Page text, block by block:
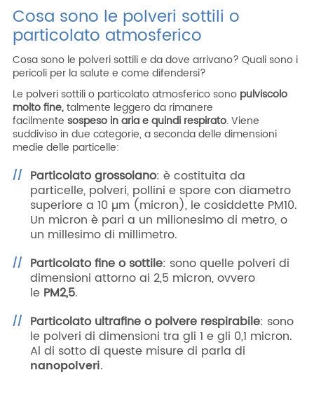
Cosa sono le polveri sottili o
particolato atmosferico
Cosa sono le polveri sottili e da dove arrivano? Quali sono i
pericoli per la salute e come difendersi?
Le polveri sottili o particolato atmosferico sono pulviscolo
molto fine,talmente leggero da rimanere
facilmente sospeso in aria e quindi respirato. Viene
suddiviso in due categorie, a seconda delle dimensioni
medie delle particelle:
Particolato grossolano: è costituita da
particelle, polveri, pollini e spore con diametro
superiore a 10 µm (micron), le cosiddette PM10.
Un micron è pari a un milionesimo di metro, o
un millesimo di millimetro.
Particolato fine o sottile: sono quelle polveri di
dimensioni attorno ai 2,5 micron, ovvero
le PM2,5.
Particolato ultrafine o polvere respirabile: sono
le polveri di dimensioni tra gli 1 e gli 0,1 micron.
Al di sotto di queste misure di parla di
nanopolveri.